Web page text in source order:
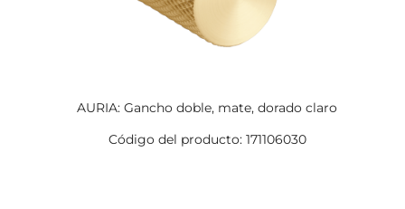
AURIA: Gancho doble, mate, dorado claro
Código del producto: 171106030